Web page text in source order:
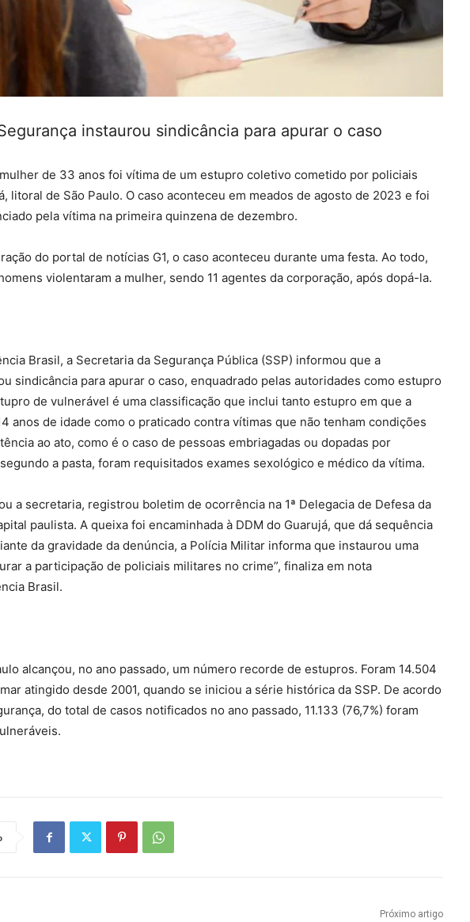
instaurou sindicância para apurar o caso
mulher de 33 anos foi vítima de um estupro coletivo cometido por policiais
litoral de São Paulo. O caso aconteceu em meados de agosto de 2023 e foi
pela vítima na primeira quinzena de dezembro.
do portal de notícias G1, o caso aconteceu durante uma festa. Ao todo,
violentaram a mulher, sendo 11 agentes da corporação, após dopá-la.
Brasil, a Secretaria da Segurança Pública (SSP) informou que a
sindicância para apurar o caso, enquadrado pelas autoridades como estupro
de vulnerável é uma classificação que inclui tanto estupro em que a
anos de idade como o praticado contra vítimas que não tenham condições
ao ato, como é o caso de pessoas embriagadas ou dopadas por
a pasta, foram requisitados exames sexológico e médico da vítima.
a secretaria, registrou boletim de ocorrência na 1ª Delegacia de Defesa da
paulista. A queixa foi encaminhada à DDM do Guarujá, que dá sequência
da gravidade da denúncia, a Polícia Militar informa que instaurou uma
a participação de policiais militares no crime”, finaliza em nota
Brasil.
alcançou, no ano passado, um número recorde de estupros. Foram 14.504
atingido desde 2001, quando se iniciou a série histórica da SSP. De acordo
do total de casos notificados no ano passado, 11.133 (76,7%) foram
Próximo artigo